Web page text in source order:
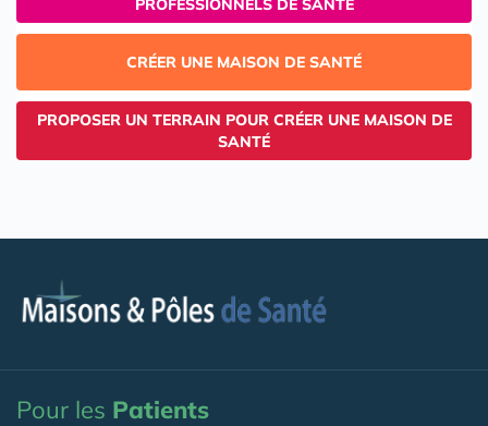
PROFESSIONNELS DE SANTÉ
CRÉER UNE MAISON DE SANTÉ
PROPOSER UN TERRAIN POUR CRÉER UNE MAISON DE
SANTÉ
Pour les Patients